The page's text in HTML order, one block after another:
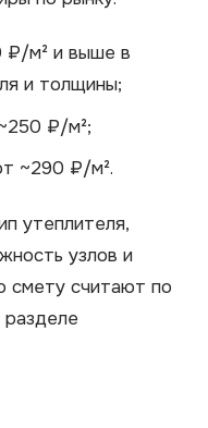
₽/м² и выше в
и толщины;
₽/м²;
~290 ₽/м².
утеплителя,
узлов и
смету считают по
разделе